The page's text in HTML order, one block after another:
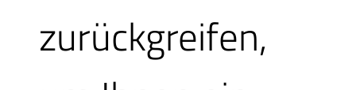
Diese
zurückgreifen,